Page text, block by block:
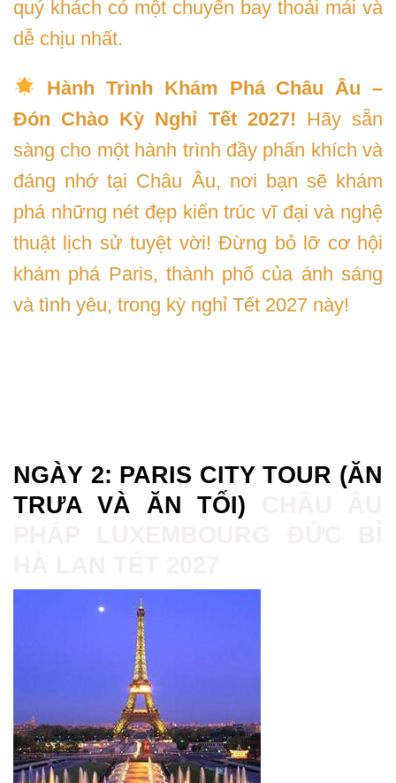
quý khách có một chuyến bay thoải mái và
dễ chịu nhất.
Hành Trình Khám Phá Châu Âu –
Đón Chào Kỳ Nghỉ Tết 2027! Hãy sẵn
sàng cho một hành trình đầy phấn khích và
đáng nhớ tại Châu Âu, nơi bạn sẽ khám
phá những nét đẹp kiến trúc vĩ đại và nghệ
thuật lịch sử tuyệt vời! Đừng bỏ lỡ cơ hội
khám phá Paris, thành phố của ánh sáng
và tình yêu, trong kỳ nghỉ Tết 2027 này!
NGÀY 2: PARIS CITY TOUR (ĂN
TRƯA VÀ ĂN TỐI)